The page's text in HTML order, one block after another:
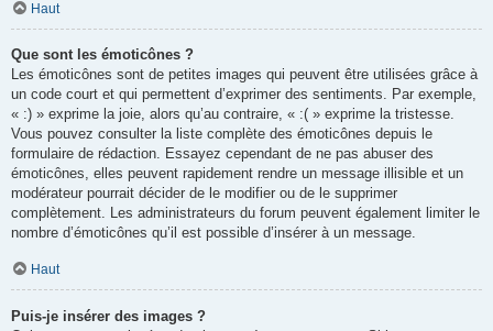
Haut
Que sont les émoticônes ?
Les émoticônes sont de petites images qui peuvent être utilisées grâce à
un code court et qui permettent d’exprimer des sentiments. Par exemple,
« :) » exprime la joie, alors qu’au contraire, « :( » exprime la tristesse.
Vous pouvez consulter la liste complète des émoticônes depuis le
formulaire de rédaction. Essayez cependant de ne pas abuser des
émoticônes, elles peuvent rapidement rendre un message illisible et un
modérateur pourrait décider de le modifier ou de le supprimer
complètement. Les administrateurs du forum peuvent également limiter le
nombre d’émoticônes qu’il est possible d’insérer à un message.
Haut
Puis-je insérer des images ?